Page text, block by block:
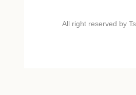
All right reserved by